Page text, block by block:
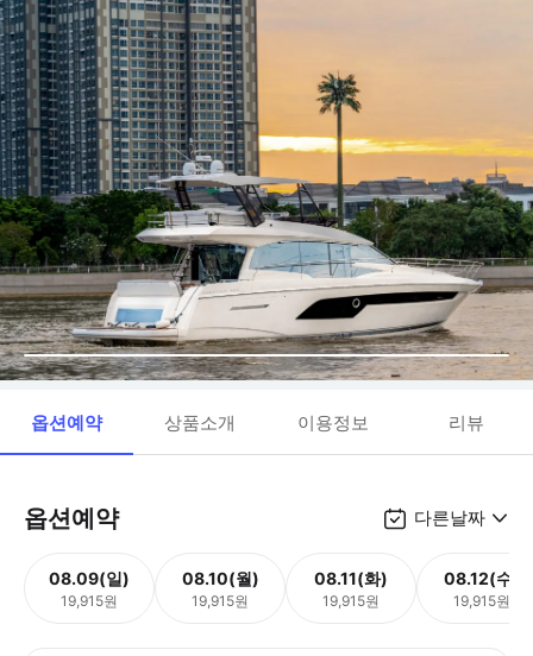
옵션예약 상품소개 이용정보 리뷰
옵션예약 다른날짜
08.09(일)
19,915원
08.10(월)
19,915원
08.11(화)
19,915원
08.12(수)
19,915원